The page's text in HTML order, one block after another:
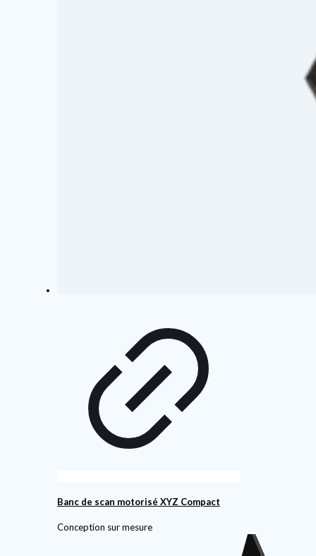
Banc de scan motorisé XYZ Compact
Conception sur mesure